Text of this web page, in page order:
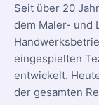
Seit über 20
dem Maler- und
eingespielten
entwickelt.
der gesamten